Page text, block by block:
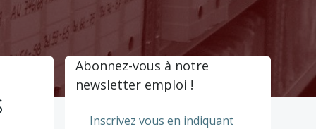
Abonnez-vous à notre
newsletter emploi !
Inscrivez vous en indiquant